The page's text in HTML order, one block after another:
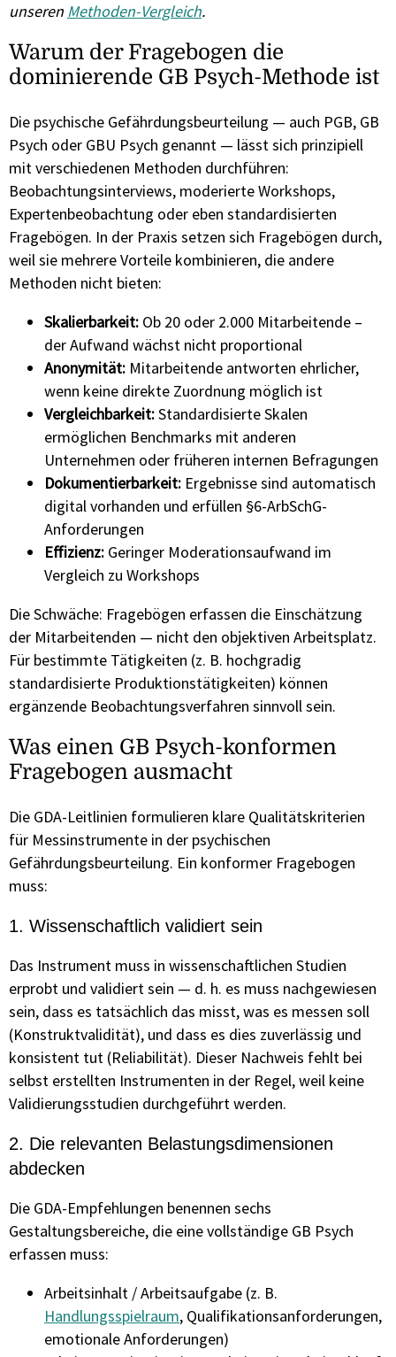
unseren Methoden-Vergleich.
Warum der Fragebogen die
dominierende GB Psych-Methode ist
Die psychische Gefährdungsbeurteilung — auch PGB, GB
Psych oder GBU Psych genannt — lässt sich prinzipiell
mit verschiedenen Methoden durchführen:
Beobachtungsinterviews, moderierte Workshops,
Expertenbeobachtung oder eben standardisierten
Fragebögen. In der Praxis setzen sich Fragebögen durch,
weil sie mehrere Vorteile kombinieren, die andere
Methoden nicht bieten:
Skalierbarkeit: Ob 20 oder 2.000 Mitarbeitende –
der Aufwand wächst nicht proportional
Anonymität: Mitarbeitende antworten ehrlicher,
wenn keine direkte Zuordnung möglich ist
Vergleichbarkeit:Standardisierte Skalen
ermöglichen Benchmarks mit anderen
Unternehmen oder früheren internen Befragungen
Dokumentierbarkeit: Ergebnisse sind automatisch
digital vorhanden und erfüllen §6-ArbSchG-
Anforderungen
Effizienz: Geringer Moderationsaufwand im
Vergleich zu Workshops
Die Schwäche: Fragebögen erfassen die Einschätzung
der Mitarbeitenden — nicht den objektiven Arbeitsplatz.
Für bestimmte Tätigkeiten (z. B. hochgradig
standardisierte Produktionstätigkeiten) können
ergänzende Beobachtungsverfahren sinnvoll sein.
Was einen GB Psych-konformen
Fragebogen ausmacht
Die GDA-Leitlinien formulieren klare Qualitätskriterien
für Messinstrumente in der psychischen
Gefährdungsbeurteilung. Ein konformer Fragebogen
muss:
1. Wissenschaftlich validiert sein
Das Instrument muss in wissenschaftlichen Studien
erprobt und validiert sein — d. h. es muss nachgewiesen
sein, dass es tatsächlich das misst, was es messen soll
(Konstruktvalidität), und dass es dies zuverlässig und
konsistent tut (Reliabilität). Dieser Nachweis fehlt bei
selbst erstellten Instrumenten in der Regel, weil keine
Validierungsstudien durchgeführt werden.
2. Die relevanten Belastungsdimensionen
abdecken
Die GDA-Empfehlungen benennen sechs
Gestaltungsbereiche, die eine vollständige GB Psych
erfassen muss:
Arbeitsinhalt / Arbeitsaufgabe (z. B.
Handlungsspielraum, Qualifikationsanforderungen,
emotionale Anforderungen)